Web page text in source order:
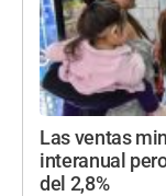
Las ventas
interanual
del 2,8%